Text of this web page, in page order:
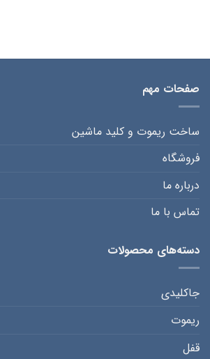
صفحات مهم
ساخت ریموت و کلید ماشین
فروشگاه
درباره ما
تماس با ما
دسته‌های محصولات
جاکلیدی
ریموت
قفل